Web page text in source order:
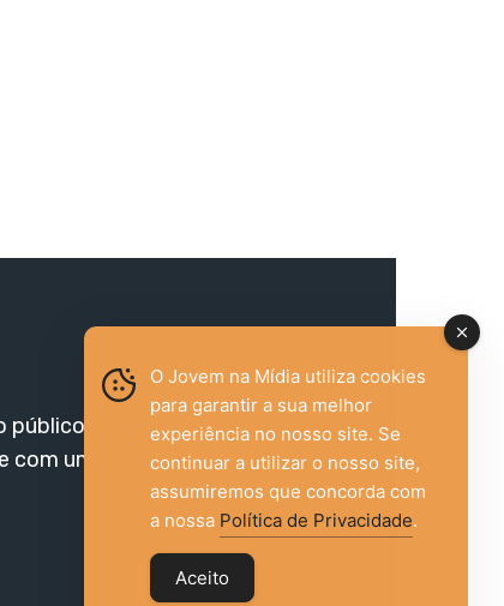
público jovem,
um olhar
O Jovem na Mídia utiliza cookies
para garantir a sua melhor
experiência no nosso site. Se
continuar a utilizar o nosso site,
assumiremos que concorda com
a nossa Política de Privacidade.
Aceito